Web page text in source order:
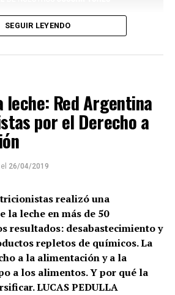
SEGUIR LEYENDO
leche: Red Argentina
por el Derecho a
el 26/04/2019
realizó una
la leche en más de 50
resultados: desabastecimiento y
repletos de químicos. La
a la alimentación y a la
a los alimentos. Y por qué la
LUCAS PEDULLA